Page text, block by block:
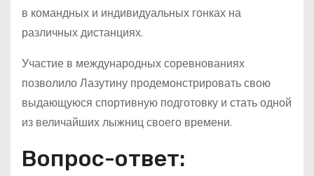
в командных и индивидуальных гонках на
различных дистанциях.
Участие в международных соревнованиях
позволило Лазутину продемонстрировать свою
выдающуюся спортивную подготовку и стать одной
из величайших лыжниц своего времени.
Вопрос-ответ: